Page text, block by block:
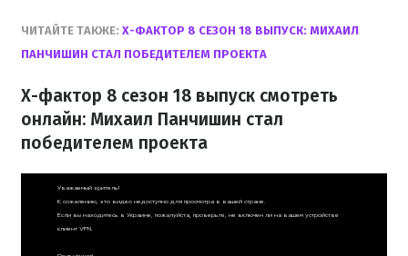
ЧИТАЙТЕ ТАКЖЕ: Х-ФАКТОР 8 СЕЗОН 18 ВЫПУСК: МИХАИЛ
ПАНЧИШИН СТАЛ ПОБЕДИТЕЛЕМ ПРОЕКТА
Х-фактор 8 сезон 18 выпуск смотреть
онлайн: Михаил Панчишин стал
победителем проекта